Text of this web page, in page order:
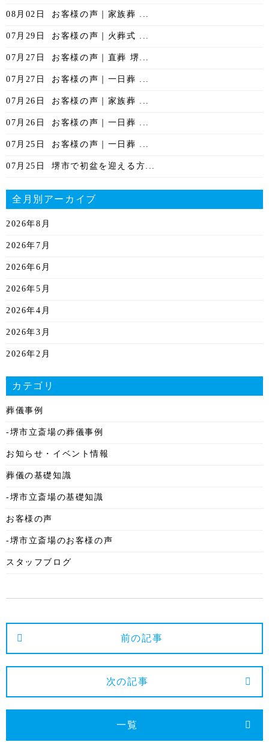
08月02日 お客様の声｜家族葬 ...
07月29日 お客様の声｜火葬式 ...
07月27日 お客様の声｜直葬 堺...
07月27日 お客様の声｜一日葬 ...
07月26日 お客様の声｜家族葬 ...
07月26日 お客様の声｜一日葬 ...
07月25日 お客様の声｜一日葬 ...
07月25日 堺市で初盆を迎える方...
全月別アーカイブ
2026年8月
2026年7月
2026年6月
2026年5月
2026年4月
2026年3月
2026年2月
2026年1月
2025年12月
2025年1月
カテゴリ
葬儀事例
-堺市立斎場の葬儀事例
お知らせ・イベント情報
葬儀の基礎知識
-堺市立斎場の基礎知識
お客様の声
-堺市立斎場のお客様の声
スタッフブログ
前の記事
次の記事
一覧